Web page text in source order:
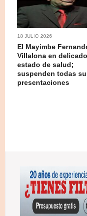
18 JULIO 2026
El Mayimbe
Villalona en delicado
estado de salud;
suspenden todas
presentaciones